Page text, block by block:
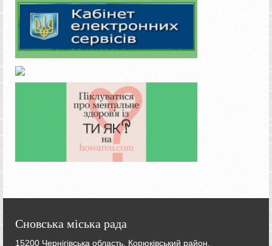
Сновська міська рада
15200 Чернігівська область, Корюківський район,